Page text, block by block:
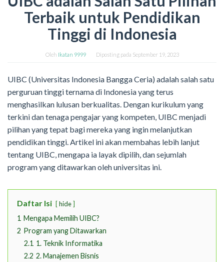
Terbaik untuk Pendidikan
Tinggi di Indonesia
Oleh Ikatan 9999 Diposting pada September 19, 2023
UIBC (Universitas Indonesia Bangga Ceria) adalah salah satu
perguruan tinggi ternama di Indonesia yang terus
menghasilkan lulusan berkualitas. Dengan kurikulum yang
terkini dan tenaga pengajar yang kompeten, UIBC menjadi
pilihan yang tepat bagi mereka yang ingin melanjutkan
pendidikan tinggi. Artikel ini akan membahas lebih lanjut
tentang UIBC, mengapa ia layak dipilih, dan sejumlah
program yang ditawarkan oleh universitas ini.
Daftar Isi hide
1 Mengapa Memilih UIBC?
2 Program yang Ditawarkan
2.1 1. Teknik Informatika
2.2 2. Manajemen Bisnis